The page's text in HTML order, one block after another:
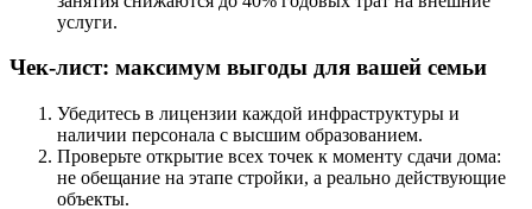
услуги.
Чек-лист: максимум выгоды для вашей семьи
Убедитесь в лицензии каждой инфраструктуры и
наличии персонала с высшим образованием.
Проверьте открытие всех точек к моменту сдачи дома:
не обещание на этапе стройки, а реально действующие
объекты.